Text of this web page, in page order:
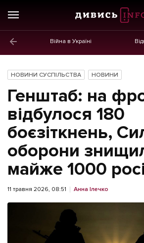
Війна в Україні
Новини
Політика
Економіка
Бізнес
Життя
Культура
Афіша
НОВИНИ СУСПІЛЬСТВА НОВИНИ
Генштаб: на
відбулося 180
боєзіткнень,
оборони
майже 1000
11 травня 2026, 08:51 Анна Ілечко